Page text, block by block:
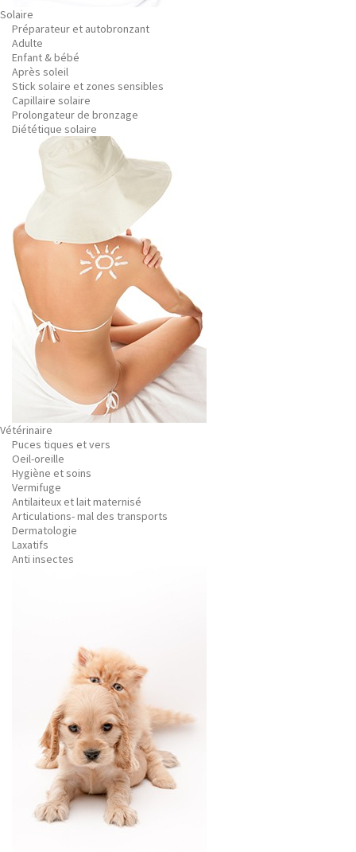
Solaire
Préparateur et autobronzant
Adulte
Enfant & bébé
Après soleil
Stick solaire et zones sensibles
Capillaire solaire
Prolongateur de bronzage
Diététique solaire
Vétérinaire
Puces tiques et vers
Oeil-oreille
Hygiène et soins
Vermifuge
Antilaiteux et lait maternisé
Articulations- mal des transports
Dermatologie
Laxatifs
Anti insectes